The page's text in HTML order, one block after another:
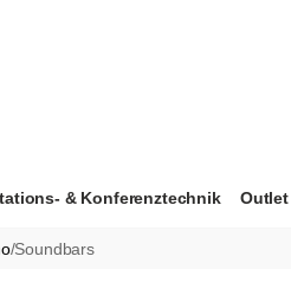
& Konferenztechnik Outlet
/Soundbars